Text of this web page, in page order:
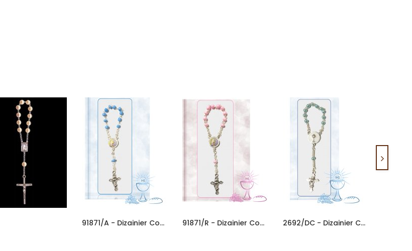
91871/A - Dizainier Communion... 91871/R - Dizainier Communion... 2692/DC - Dizainier Communion...